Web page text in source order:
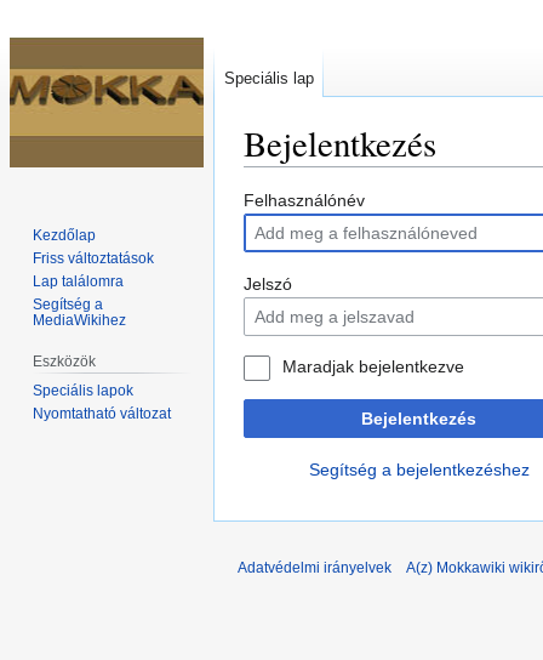
Bejelentkezés
Ugrás
navigációhoz
Ugrás
kereséshez
Felhasználónév
Jelszó
Maradjak bejelentkezve
Bejelentkezés
Segítség a bejelentkezéshez
Speciális lap
Kezdőlap
Friss változtatások
Lap találomra
Segítség a
MediaWikihez
Eszközök
Speciális lapok
Nyomtatható változat
Adatvédelmi irányelvek A(z) Mokkawiki